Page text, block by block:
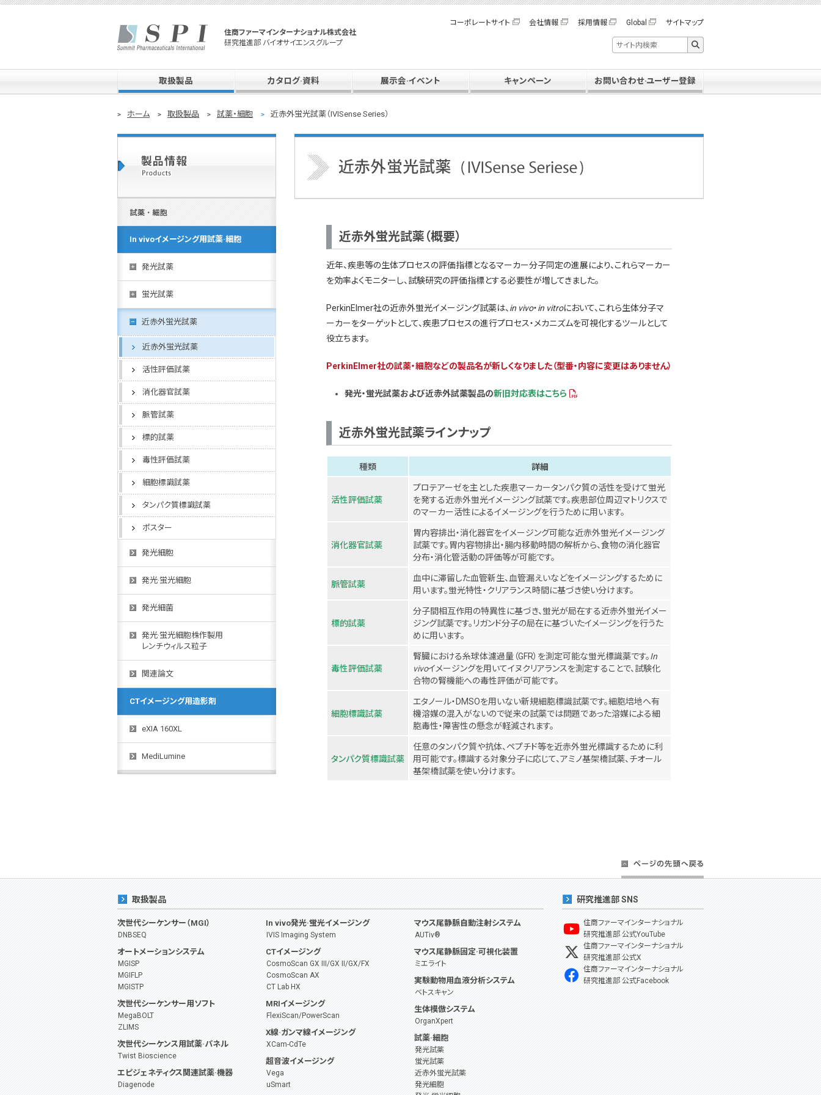
住商ファーマインターナショナル株式会社
研究推進部 バイオサイエンスグループ
コーポレートサイト 会社情報 採用情報 Global サイトマップ
取扱製品 カタログ·資料 展示会·イベント キャンペーン お問い合わせ·ユーザー登録
ホーム 取扱製品 試薬・細胞 近赤外蛍光試薬（IVISense Series）
In vivoイメージング用試薬·細胞
発光試薬
蛍光試薬
近赤外蛍光試薬
近赤外蛍光試薬
活性評価試薬
消化器官試薬
脈管試薬
標的試薬
毒性評価試薬
細胞標識試薬
タンパク質標識試薬
ポスター
発光細胞
発光·蛍光細胞
発光細菌
発光·蛍光細胞株作製用
レンチウィルス粒子
関連論文
CTイメージング用造影剤
eXIA 160XL
MediLumine
近赤外蛍光試薬（概要）
近年、疾患等の生体プロセスの評価指標となるマーカー分子同定の進展により、これらマーカー
を効率よくモニターし、試験研究の評価指標とする必要性が増してきました。
PerkinElmer社の近赤外蛍光イメージング試薬は、 in vivo・in vitroにおいて、これら生体分子マ
ーカーをターゲットとして、疾患プロセスの進行プロセス・メカニズムを可視化するツールとして
役立ちます。
PerkinElmer社の試薬・細胞などの製品名が新しくなりました（型番・内容に変更はありません）
発光・蛍光試薬および近赤外試薬製品の新旧対応表はこちら
近赤外蛍光試薬ラインナップ
種類 詳細
活性評価試薬
プロテアーゼを主とした疾患マーカータンパク質の活性を受けて蛍光
を発する近赤外蛍光イメージング試薬です。疾患部位周辺マトリクスで
のマーカー活性によるイメージングを行うために用います。
消化器官試薬
胃内容排出・消化器官をイメージング可能な近赤外蛍光イメージング
試薬です。胃内容物排出・腸内移動時間の解析から、食物の消化器官
分布・消化管活動の評価等が可能です。
脈管試薬
血中に滞留した血管新生、血管漏えいなどをイメージングするために
用います。蛍光特性・クリアランス時間に基づき使い分けます。
標的試薬
分子間相互作用の特異性に基づき、蛍光が局在する近赤外蛍光イメー
ジング試薬です。リガンド分子の局在に基づいたイメージングを行うた
めに用います。
毒性評価試薬
腎臓における糸球体濾過量（GFR）を測定可能な蛍光標識薬です。In
vivoイメージングを用いてイヌクリアランスを測定することで、試験化
合物の腎機能への毒性評価が可能です。
細胞標識試薬
エタノール・DMSOを用いない新規細胞標識試薬です。細胞培地へ有
機溶媒の混入がないので従来の試薬では問題であった溶媒による細
胞毒性・障害性の懸念が軽減されます。
タンパク質標識試薬
任意のタンパク質や抗体、ペプチド等を近赤外蛍光標識するために利
用可能です。標識する対象分子に応じて、アミノ基架橋試薬、チオール
基架橋試薬を使い分けます。
取扱製品
次世代シーケンサー（MGI）
DNBSEQ
オートメーションシステム
MGISP
MGIFLP
MGISTP
次世代シーケンサー用ソフト
MegaBOLT
ZLIMS
次世代シーケンス用試薬·パネル
Twist Bioscience
エピジェネティクス関連試薬·機器
Diagenode
In vivo発光·蛍光イメージング
IVIS Imaging System
CTイメージング
CosmoScan GX III/GX II/GX/FX
CosmoScan AX
CT Lab HX
MRIイメージング
FlexiScan/PowerScan
X線·ガンマ線イメージング
XCam-CdTe
超音波イメージング
Vega
uSmart
マウス尾静脈自動注射システム
AUTiv®
マウス尾静脈固定·可視化装置
ミエライト
実験動物用血液分析システム
ベトスキャン
生体模倣システム
OrganXpert
試薬·細胞
発光試薬
蛍光試薬
近赤外蛍光試薬
発光細胞
研究推進部 SNS
住商ファーマインターナショナル
研究推進部 公式YouTube
住商ファーマインターナショナル
研究推進部 公式X
住商ファーマインターナショナル
研究推進部 公式Facebook